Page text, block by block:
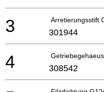
Arretierungsstift
3 301944
4 308542